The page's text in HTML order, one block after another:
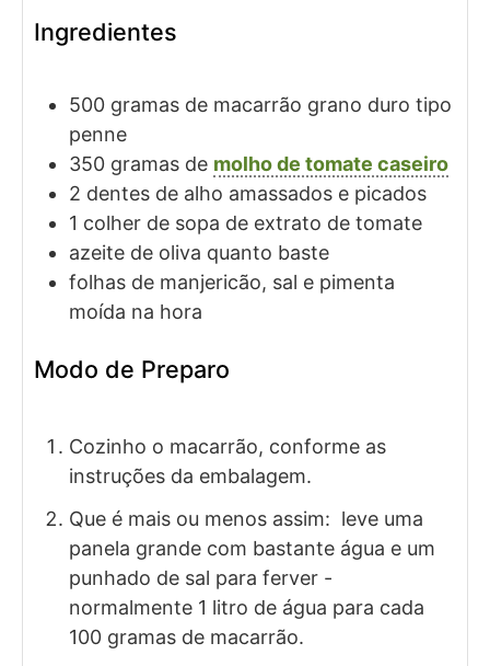
Ingredientes
500 gramas de macarrão grano duro tipo
penne
350 gramas de molho de tomate caseiro
2 dentes de alho amassados e picados
1 colher de sopa de extrato de tomate
azeite de oliva quanto baste
folhas de manjericão, sal e pimenta
moída na hora
Modo de Preparo
Cozinho o macarrão, conforme as
instruções da embalagem.
Que é mais ou menos assim: leve uma
panela grande com bastante água e um
punhado de sal para ferver -
normalmente 1 litro de água para cada
100 gramas de macarrão.